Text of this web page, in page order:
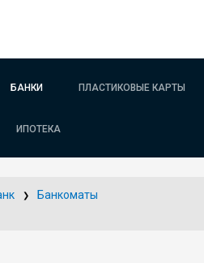
БАНКИ ПЛАСТИКОВЫЕ КАРТЫ
ИПОТЕКА
Банкоматы